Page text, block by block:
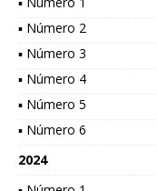
▪ Número 2
▪ Número 3
▪ Número 4
▪ Número 5
▪ Número 6
2024